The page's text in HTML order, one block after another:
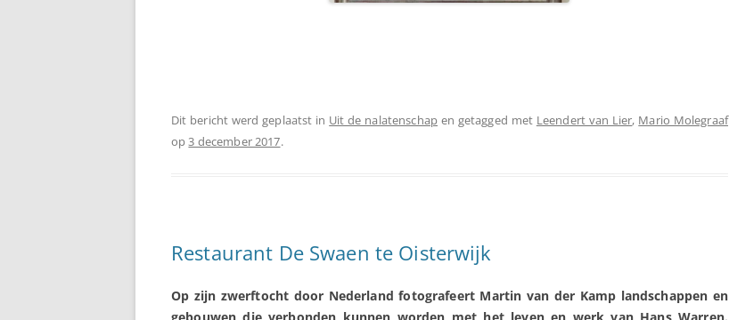
Dit bericht werd geplaatst in Uit de nalatenschap en getagged met Leendert van Lier, Mario Molegraaf
op3 december 2017.
Restaurant De Swaen te Oisterwijk
Op zijn zwerftocht door Nederland fotografeert Martin van der Kamp landschappen en
gebouwen die verbonden kunnen worden met het leven en werk van Hans Warren.